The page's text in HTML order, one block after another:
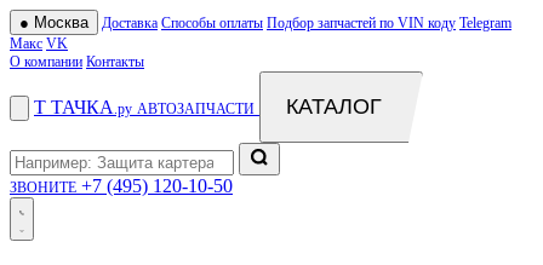
● Москва Доставка Способы оплаты Подбор запчастей по VIN коду Telegram
Макс VK
О компании Контакты
Т ТАЧКА .ру АВТОЗАПЧАСТИ КАТАЛОГ
ЗВОНИТЕ +7 (495) 120-10-50